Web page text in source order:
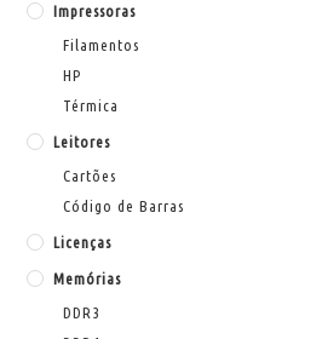
Impressoras
Filamentos
HP
Térmica
Leitores
Cartões
Código de Barras
Licenças
Memórias
DDR3